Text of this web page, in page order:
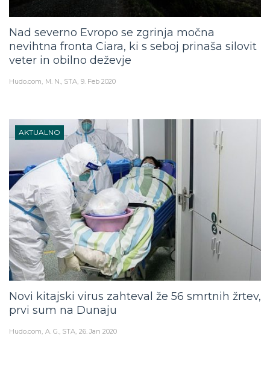
Nad severno Evropo se zgrinja močna
nevihtna fronta Ciara, ki s seboj prinaša silovit
veter in obilno deževje
Hudo.com M. N., STA 9. Feb 2020
AKTUALNO
Novi kitajski virus zahteval že 56 smrtnih žrtev,
prvi sum na Dunaju
Hudo.com A. G., STA 26. Jan 2020